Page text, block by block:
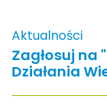
Aktualności
Zagłosuj na
Działania